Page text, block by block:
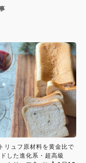
リュフ原材料を黄金比で
した進化系・超高級